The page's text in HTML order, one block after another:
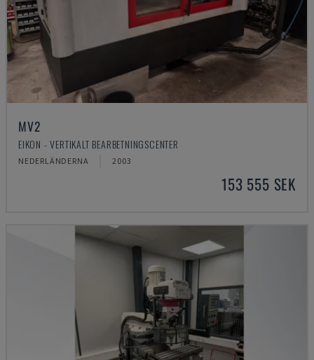
MV2
EIKON - VERTIKALT BEARBETNINGSCENTER
NEDERLÄNDERNA 2003
153 555 SEK